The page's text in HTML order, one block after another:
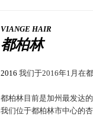
VIANGE HAIR
都柏林
2016 我们于2016年1月在
都柏林目前是加州最发达
我们位于都柏林市中心的